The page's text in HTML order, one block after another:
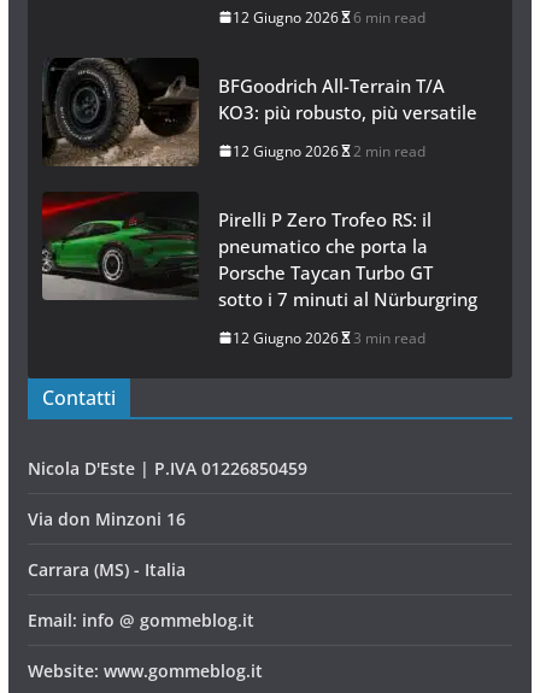
12 Giugno 2026 6 min read
BFGoodrich All-Terrain T/A
KO3: più robusto, più versatile
12 Giugno 2026 2 min read
Pirelli P Zero Trofeo RS: il
pneumatico che porta la
Porsche Taycan Turbo GT
sotto i 7 minuti al Nürburgring
12 Giugno 2026 3 min read
Contatti
Nicola D'Este | P.IVA 01226850459
Via don Minzoni 16
Carrara (MS) - Italia
Email: info @ gommeblog.it
Website: www.gommeblog.it